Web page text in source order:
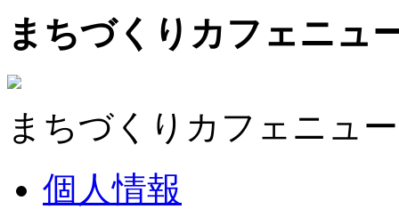
まちづくりカフェニュ
まちづくりカフェニュ
個人情報